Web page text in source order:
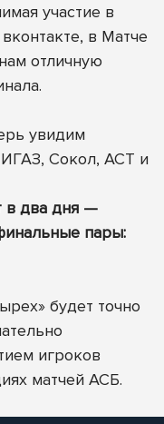
участие в
в Матче
отличную
увидим
Сокол, АСТ и
в два дня —
пары:
будет точно
игроков
матчей АСБ.